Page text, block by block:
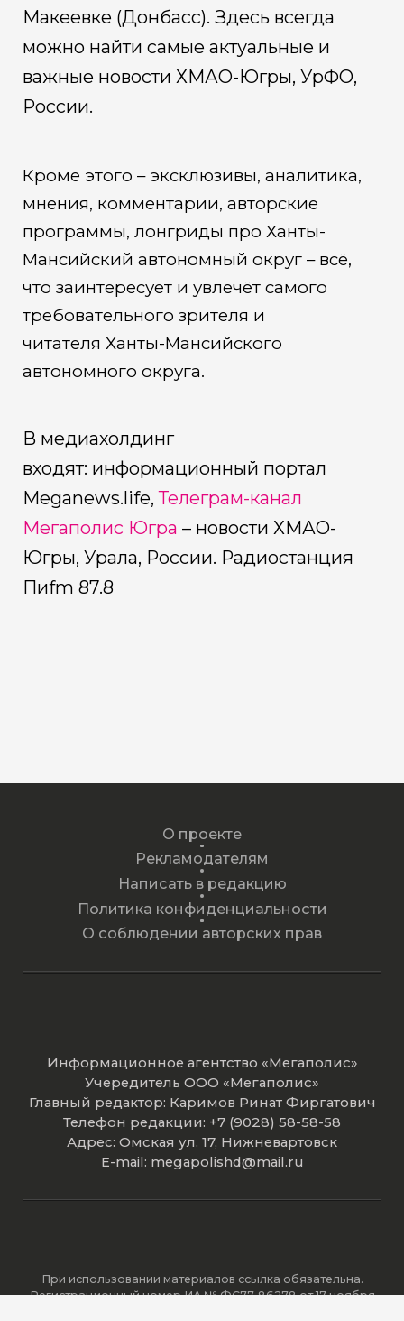
Макеевке (Донбасс). Здесь всегда
можно найти самые актуальные и
важные новости ХМАО-Югры, УрФО,
России.
Кроме этого – эксклюзивы, аналитика,
мнения, комментарии, авторские
программы, лонгриды про Ханты-
Мансийский автономный округ – всё,
что заинтересует и увлечёт самого
требовательного зрителя и
читателя Ханты-Мансийского
автономного округа.
В медиахолдинг
входят: информационный портал
Мeganews.life,Телеграм-канал
Мегаполис Югра – новости ХМАО-
Югры, Урала, России. Радиостанция
Пиfm 87.8
О проекте
Рекламодателям
Написать в редакцию
Политика конфиденциальности
О соблюдении авторских прав
Информационное агентство «Мегаполис»
Учередитель ООО «Мегаполис»
Главный редактор: Каримов Ринат Фиргатович
Телефон редакции: +7 (9028) 58-58-58
Адрес: Омская ул. 17, Нижневартовск
E-mail: megapolishd@mail.ru
При использовании материалов ссылка обязательна.
Регистрационный номер ИА № ФС77-86278 от 17 ноября